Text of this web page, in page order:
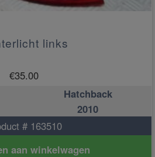
links
€35.00
Hatchback
2010
# 163510
aan winkelwagen